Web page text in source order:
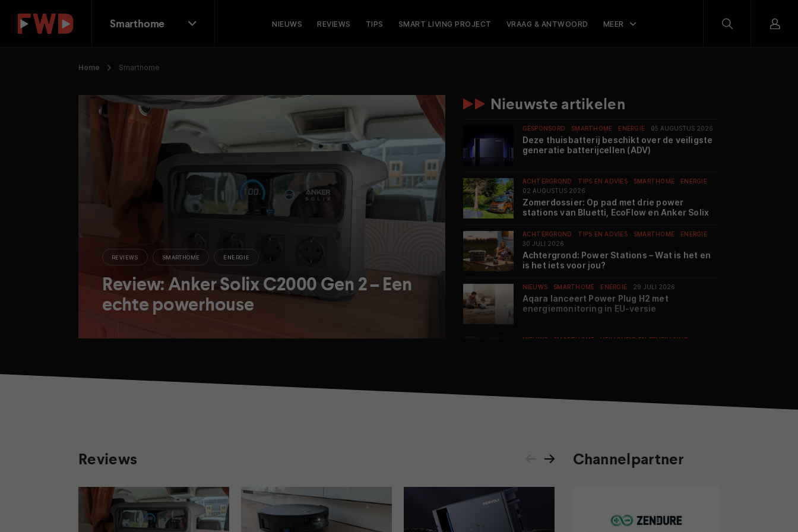
Smarthome NIEUWS REVIEWS TIPS SMART LIVING PROJECT VRAAG & ANTWOORD MEER
Home Smarthome
REVIEWS SMARTHOME ENERGIE
Review: Anker Solix C2000 Gen 2 – Een
echte powerhouse
Nieuwste artikelen
GESPONSORD SMARTHOME ENERGIE 05 AUGUSTUS 2026
Deze thuisbatterij beschikt over de veiligste
generatie batterijcellen (ADV)
ACHTERGROND TIPS EN ADVIES SMARTHOME
ENERGIE
02 AUGUSTUS 2026
Zomerdossier: Op pad met drie power
stations van Bluetti, EcoFlow en Anker Solix
ACHTERGROND TIPS EN ADVIES SMARTHOME
ENERGIE
30 JULI 2026
Achtergrond: Power Stations – Wat is het en
is het iets voor jou?
NIEUWS SMARTHOME ENERGIE 29 JULI 2026
Aqara lanceert Power Plug H2 met
energiemonitoring in EU-versie
NIEUWS SMARTHOME
VEILIGHEID EN BEVEILIGING
23 JULI 2026
20 JULI 2026
Dreame T16 Pro Heat is een nieuwe nat- en
ADV
gestart bij Thuisbatterij.nl (ADV)
Reviews Channelpartner